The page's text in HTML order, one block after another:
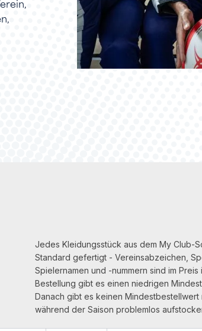
Jedes Kleidungsstück aus dem My Club-
Standard gefertigt - Vereinsabzeichen,
Spielernamen und -nummern sind im
Bestellung gibt es einen niedrigen
Danach gibt es keinen Mindestbestellwert
während der Saison problemlos